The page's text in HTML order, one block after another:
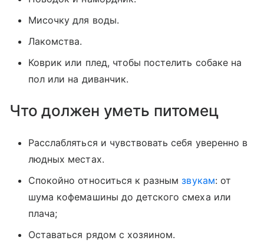
Мисочку для воды.
Лакомства.
Коврик или плед, чтобы постелить собаке на
пол или на диванчик.
Что должен уметь питомец
Расслабляться и чувствовать себя уверенно в
людных местах.
Спокойно относиться к разнымзвукам: от
шума кофемашины до детского смеха или
плача;
Оставаться рядом с хозяином.